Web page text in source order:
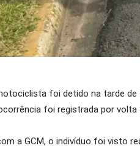
foi detido na tarde de
foi registrada por volta
a GCM, o indivíduo foi visto